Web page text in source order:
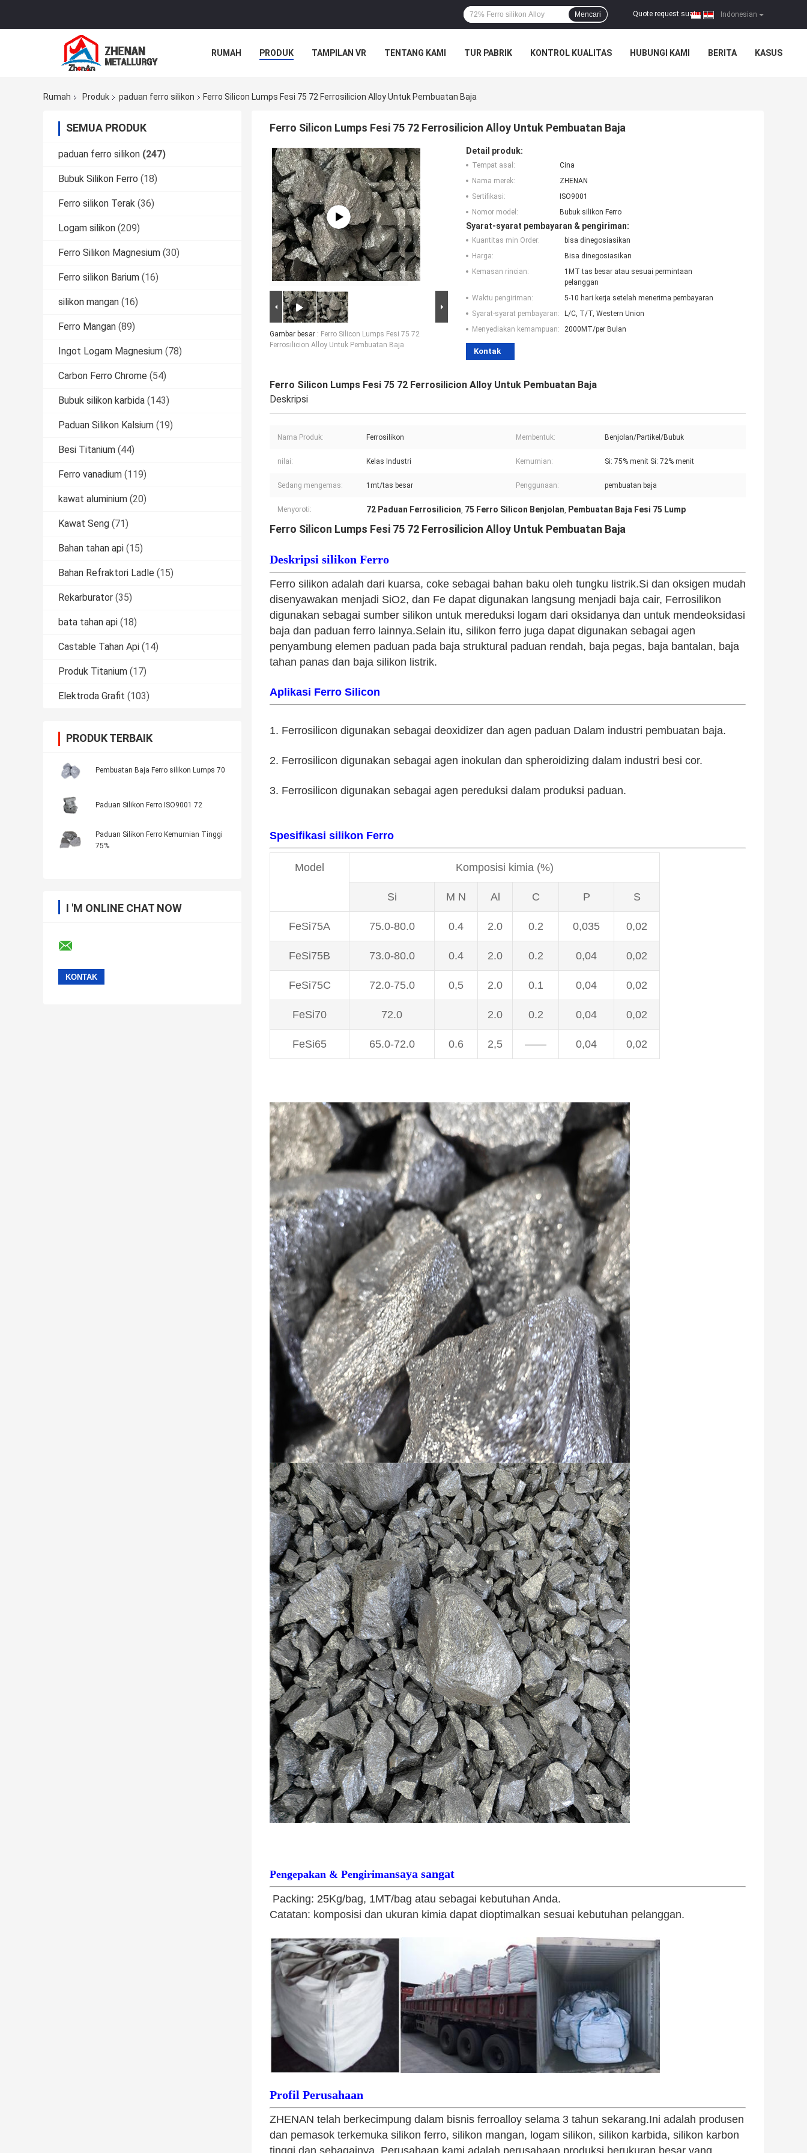
Indonesian
Quote request suatu |
Mencari
RUMAH PRODUK TAMPILAN VR TENTANG KAMI TUR PABRIK KONTROL KUALITAS HUBUNGI KAMI BERITA KASUS
Rumah Produk paduan ferro silikon Ferro Silicon Lumps Fesi 75 72 Ferrosilicion Alloy Untuk Pembuatan Baja
SEMUA PRODUK
paduan ferro silikon (247)
Bubuk Silikon Ferro (18)
Ferro silikon Terak (36)
Logam silikon (209)
Ferro Silikon Magnesium (30)
Ferro silikon Barium (16)
silikon mangan (16)
Ferro Mangan (89)
Ingot Logam Magnesium (78)
Carbon Ferro Chrome (54)
Bubuk silikon karbida (143)
Paduan Silikon Kalsium (19)
Besi Titanium (44)
Ferro vanadium (119)
kawat aluminium (20)
Kawat Seng (71)
Bahan tahan api (15)
Bahan Refraktori Ladle (15)
Rekarburator (35)
bata tahan api (18)
Castable Tahan Api (14)
Produk Titanium (17)
Elektroda Grafit (103)
PRODUK TERBAIK
Pembuatan Baja Ferro silikon Lumps 70
Paduan Silikon Ferro ISO9001 72
Paduan Silikon Ferro Kemurnian Tinggi
75%
I 'M ONLINE CHAT NOW
Ferro Silicon Lumps Fesi 75 72 Ferrosilicion Alloy Untuk Pembuatan Baja
Gambar besar : Ferro Silicon Lumps Fesi 75 72
Ferrosilicion Alloy Untuk Pembuatan Baja
Detail produk:
Tempat asal:
Cina
Nama merek:
ZHENAN
Sertifikasi:
ISO9001
Nomor model:
Bubuk silikon Ferro
Syarat-syarat pembayaran & pengiriman:
Kuantitas min Order:
bisa dinegosiasikan
Harga:
Bisa dinegosiasikan
Kemasan rincian:
1MT tas besar atau sesuai permintaan
pelanggan
Waktu pengiriman:
5-10 hari kerja setelah menerima pembayaran
Syarat-syarat pembayaran:
L/C, T/T, Western Union
Menyediakan kemampuan:
2000MT/per Bulan
Kontak
Ferro Silicon Lumps Fesi 75 72 Ferrosilicion Alloy Untuk Pembuatan Baja
Deskripsi
Nama Produk: Ferrosilikon Membentuk: Benjolan/Partikel/Bubuk
nilai: Kelas Industri Kemurnian: Si: 75% menit Si: 72% menit
Sedang mengemas: 1mt/tas besar Penggunaan: pembuatan baja
Menyoroti: 72 Paduan Ferrosilicion, 75 Ferro Silicon Benjolan, Pembuatan Baja Fesi 75 Lump
Ferro Silicon Lumps Fesi 75 72 Ferrosilicion Alloy Untuk Pembuatan Baja
Deskripsi silikon Ferro
Ferro silikon adalah dari kuarsa, coke sebagai bahan baku oleh tungku listrik.Si dan oksigen mudah
disenyawakan menjadi SiO2, dan Fe dapat digunakan langsung menjadi baja cair, Ferrosilikon
digunakan sebagai sumber silikon untuk mereduksi logam dari oksidanya dan untuk mendeoksidasi
baja dan paduan ferro lainnya.Selain itu, silikon ferro juga dapat digunakan sebagai agen
penyambung elemen paduan pada baja struktural paduan rendah, baja pegas, baja bantalan, baja
tahan panas dan baja silikon listrik.
Aplikasi Ferro Silicon
1. Ferrosilicon digunakan sebagai deoxidizer dan agen paduan Dalam industri pembuatan baja.
2. Ferrosilicon digunakan sebagai agen inokulan dan spheroidizing dalam industri besi cor.
3. Ferrosilicon digunakan sebagai agen pereduksi dalam produksi paduan.
Spesifikasi silikon Ferro
Model Komposisi kimia (%)
Si M N Al C P S
FeSi75A 75.0-80.0 0.4 2.0 0.2 0,035 0,02
FeSi75B 73.0-80.0 0.4 2.0 0.2 0,04 0,02
FeSi75C 72.0-75.0 0,5 2.0 0.1 0,04 0,02
FeSi70 72.0 2.0 0.2 0,04 0,02
FeSi65 65.0-72.0 0.6 2,5 —— 0,04 0,02
Pengepakan & Pengirimansaya sangat
Packing: 25Kg/bag, 1MT/bag atau sebagai kebutuhan Anda.
Catatan: komposisi dan ukuran kimia dapat dioptimalkan sesuai kebutuhan pelanggan.
Profil Perusahaan
ZHENAN telah berkecimpung dalam bisnis ferroalloy selama 3 tahun sekarang.Ini adalah produsen
dan pemasok terkemuka silikon ferro, silikon mangan, logam silikon, silikon karbida, silikon karbon